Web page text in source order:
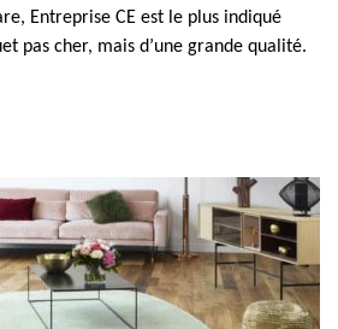
Entreprise CE est le plus indiqué
pas cher, mais d’une grande qualité.